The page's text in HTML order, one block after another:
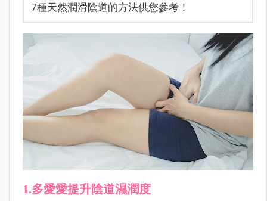
7種天然潤滑陰道的方法供您參考！
1.多愛愛提升陰道濕潤度